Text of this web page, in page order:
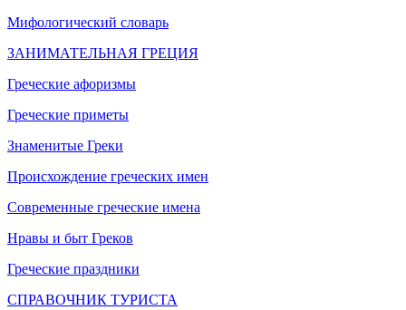
Мифологический словарь
ЗАНИМАТЕЛЬНАЯ ГРЕЦИЯ
Греческие афоризмы
Греческие приметы
Знаменитые Греки
Происхождение греческих имен
Современные греческие имена
Нравы и быт Греков
Греческие праздники
СПРАВОЧНИК ТУРИСТА